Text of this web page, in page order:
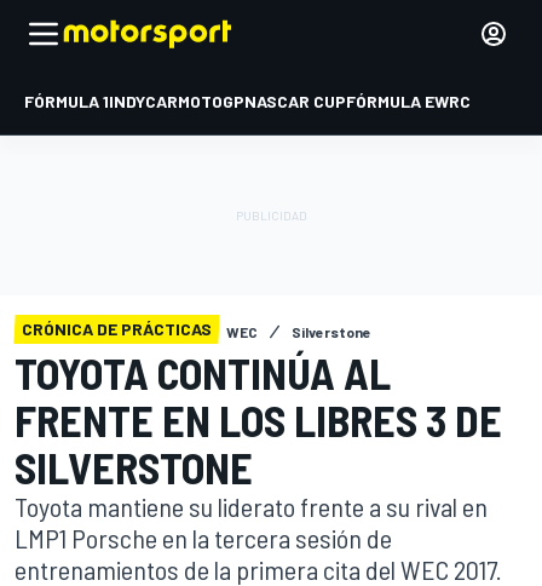
FÓRMULA 1INDYCARMOTOGPNASCAR CUPFÓRMULA EWRC
CRÓNICA DE PRÁCTICAS WEC Silverstone
TOYOTA CONTINÚA AL
FRENTE EN LOS LIBRES 3 DE
SILVERSTONE
Toyota mantiene su liderato frente a su rival en
LMP1 Porsche en la tercera sesión de
entrenamientos de la primera cita del WEC 2017.